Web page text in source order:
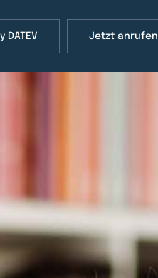
DATEV Jetzt anrufen